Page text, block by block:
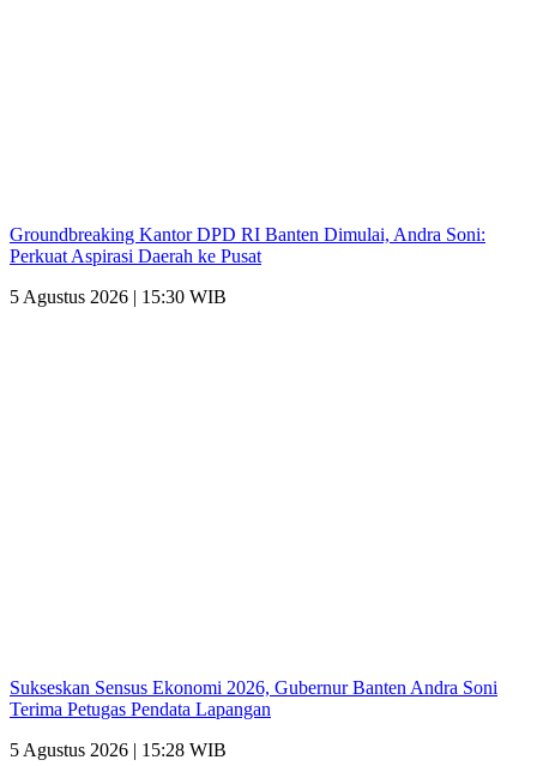
Groundbreaking Kantor DPD RI Banten Dimulai, Andra Soni:
Perkuat Aspirasi Daerah ke Pusat
5 Agustus 2026 | 15:30 WIB
Sukseskan Sensus Ekonomi 2026, Gubernur Banten Andra Soni
Terima Petugas Pendata Lapangan
5 Agustus 2026 | 15:28 WIB